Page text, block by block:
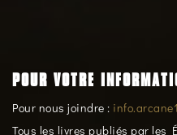
POUR VOTRE
Pour nous joindre :
Tous les livres publiés par les